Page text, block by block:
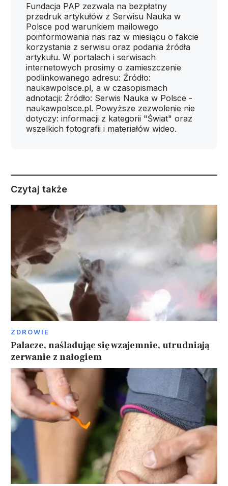
Fundacja PAP zezwala na bezpłatny
przedruk artykułów z Serwisu Nauka w
Polsce pod warunkiem mailowego
poinformowania nas raz w miesiącu o fakcie
korzystania z serwisu oraz podania źródła
artykułu. W portalach i serwisach
internetowych prosimy o zamieszczenie
podlinkowanego adresu: Źródło:
naukawpolsce.pl, a w czasopismach
adnotacji: Źródło: Serwis Nauka w Polsce -
naukawpolsce.pl. Powyższe zezwolenie nie
dotyczy: informacji z kategorii "Świat" oraz
wszelkich fotografii i materiałów wideo.
Czytaj także
ZDROWIE
Palacze, naśladując się wzajemnie, utrudniają
zerwanie z nałogiem